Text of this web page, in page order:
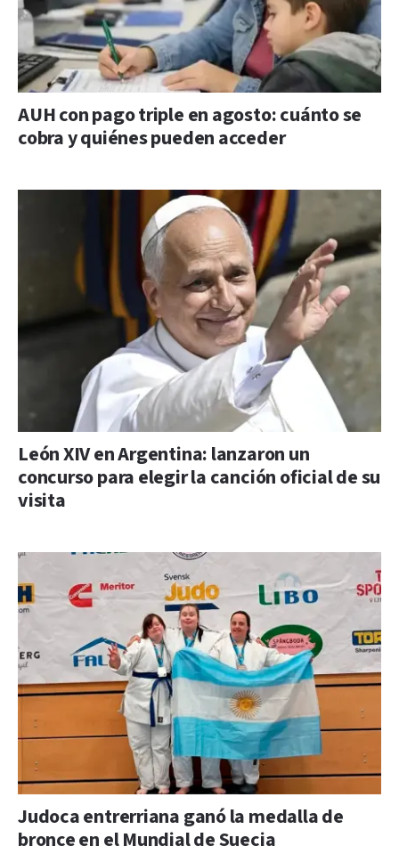
AUH con pago triple en agosto: cuánto se
cobra y quiénes pueden acceder
León XIV en Argentina: lanzaron un
concurso para elegir la canción oficial de su
visita
Judoca entrerriana ganó la medalla de
bronce en el Mundial de Suecia